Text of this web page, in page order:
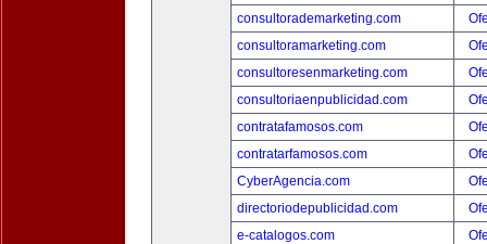
consultorademarketing.com
consultoramarketing.com
consultoresenmarketing.com
consultoriaenpublicidad.com
contratafamosos.com
contratarfamosos.com
CyberAgencia.com
directoriodepublicidad.com
e-catalogos.com